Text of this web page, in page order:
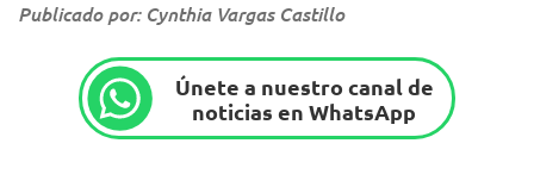
Publicado por: Cynthia Vargas Castillo
Únete a nuestro canal de
noticias en WhatsApp